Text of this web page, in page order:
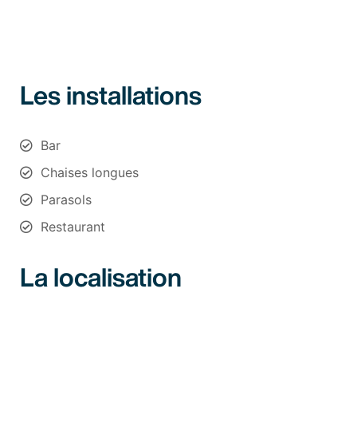
Les installations
Bar
Chaises longues
Parasols
Restaurant
La localisation